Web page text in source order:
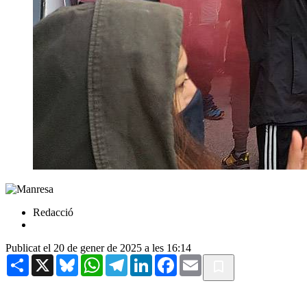
Redacció
Publicat el 20 de gener de 2025 a les 16:14
Share X BlueskyWhatsAppTelegramLinkedInFacebook
Email